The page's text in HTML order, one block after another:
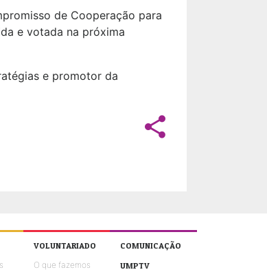
de Cooperação para
e votada na próxima
e promotor da
share
VOLUNTARIADO
O que fazemos
COMUNICAÇÃO
UMPTV